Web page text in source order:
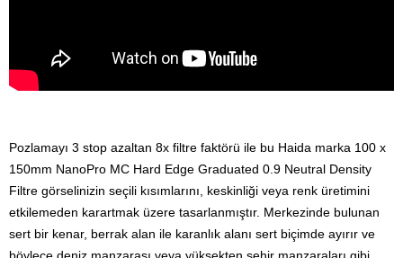
Pozlamayı 3 stop azaltan 8x filtre faktörü ile bu Haida marka 100 x
150mm NanoPro MC Hard Edge Graduated 0.9 Neutral Density
Filtre görselinizin seçili kısımlarını, keskinliği veya renk üretimini
etkilemeden karartmak üzere tasarlanmıştır. Merkezinde bulunan
sert bir kenar, berrak alan ile karanlık alanı sert biçimde ayırır ve
böylece deniz manzarası veya yüksekten şehir manzaraları gibi